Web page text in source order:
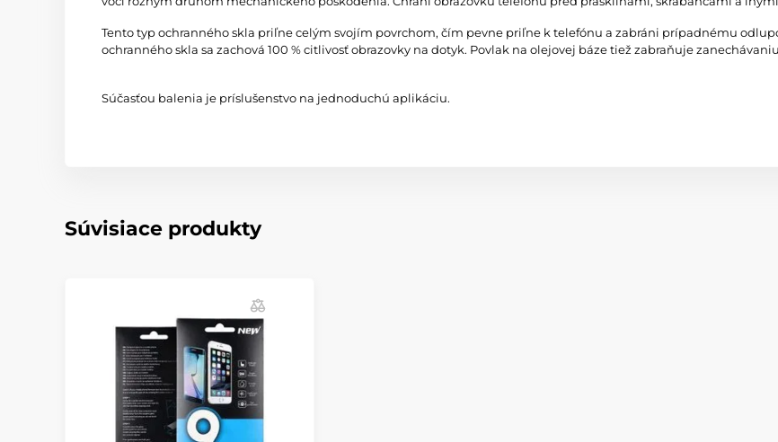
Tento typ ochranného skla priľne celým svojím povrchom, čím pevne priľne k telefónu a zabráni prípadnému
ochranného skla sa zachová 100 % citlivosť obrazovky na dotyk. Povlak na olejovej báze tiež zabraňuje
Súčasťou balenia je príslušenstvo na jednoduchú aplikáciu.
Súvisiace produkty